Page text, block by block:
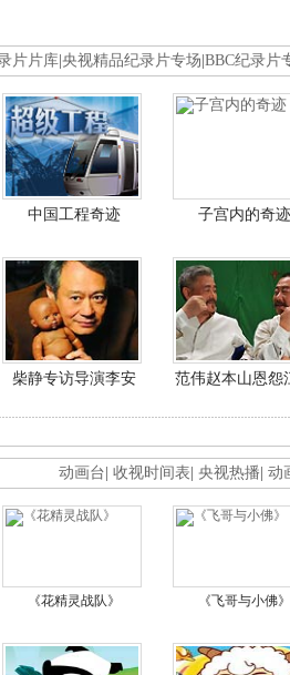
片片库 央视精品纪录片专场 BBC纪录片
中国工程奇迹 子宫内的奇迹
柴静专访导演李安 范伟赵本山恩怨
动画台 收视时间表 央视热播 动
《花精灵战队》 《飞哥与小佛》